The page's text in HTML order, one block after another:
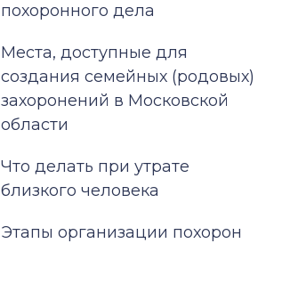
похоронного дела
Места, доступные для
создания семейных (родовых)
захоронений в Московской
области
Что делать при утрате
близкого человека
Этапы организации похорон